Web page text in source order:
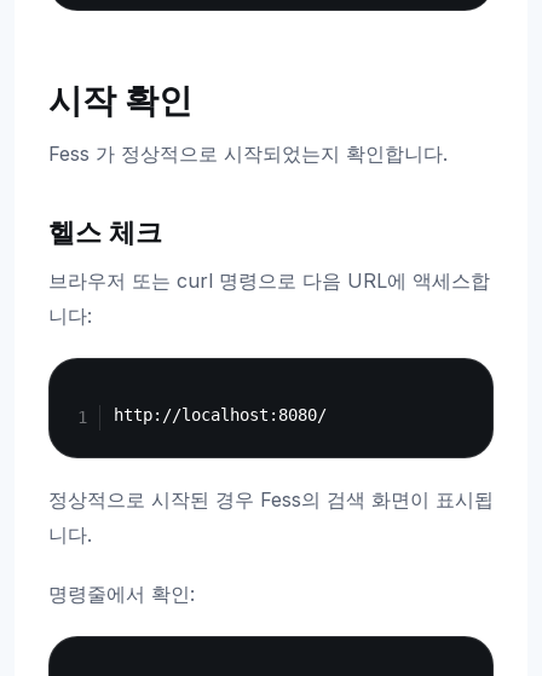
시작 확인
Fess 가 정상적으로 시작되었는지 확인합니다.
헬스 체크
브라우저 또는 curl 명령으로 다음 URL에 액세스합
니다:
정상적으로 시작된 경우 Fess의 검색 화면이 표시됩
니다.
명령줄에서 확인: